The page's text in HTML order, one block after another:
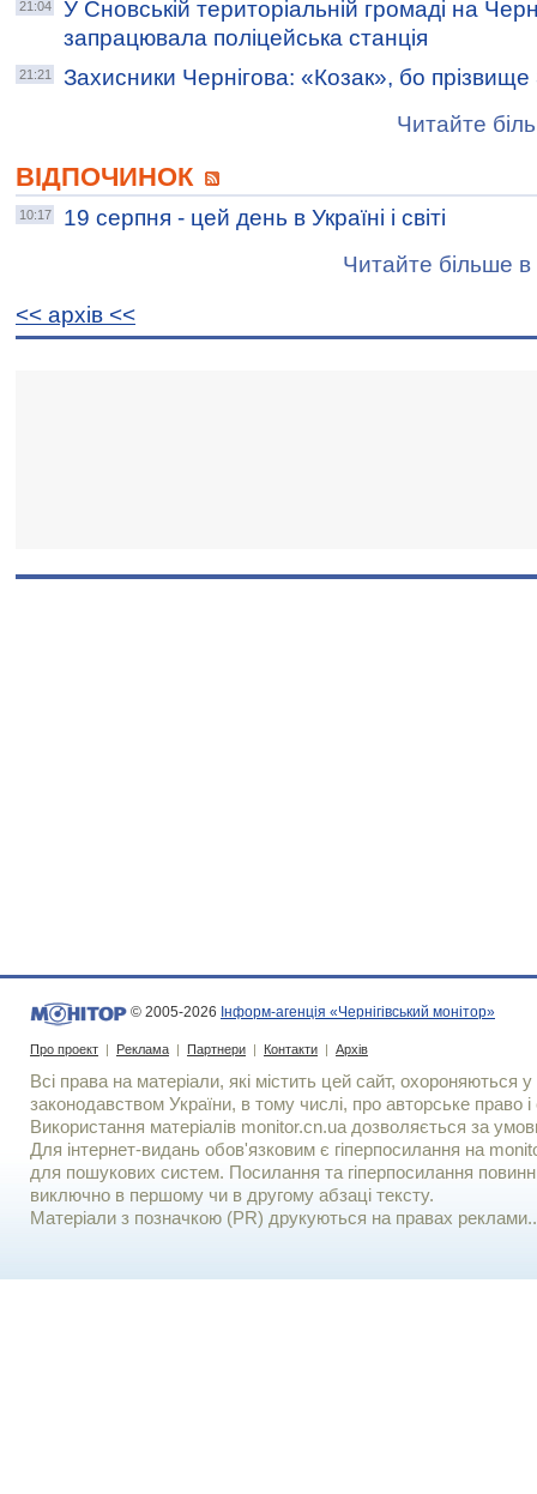
21:04
У Сновській територіальній громаді на
запрацювала поліцейська станція
21:21
Захисники Чернігова: «Козак», бо
Читайте
ВІДПОЧИНОК
10:17
19 серпня - цей день в Україні і світі
Читайте більше в
<< архiв <<
© 2005-2026 Інформ-агенція «Чернігівський монітор»
Про проект | Реклама | Партнери | Контакти | Архів
Всі права на матеріали, які містить цей сайт, охороняються у
законодавством України, в тому числі, про авторське право і
Використання матерiалiв monitor.cn.ua дозволяється за
Для iнтернет-видань обов'язковим є гiперпосилання на
для пошукових систем. Посилання та гіперпосилання
виключно в першому чи в другому абзаці тексту.
Матеріали з позначкою (PR) друкуються на правах реклами..